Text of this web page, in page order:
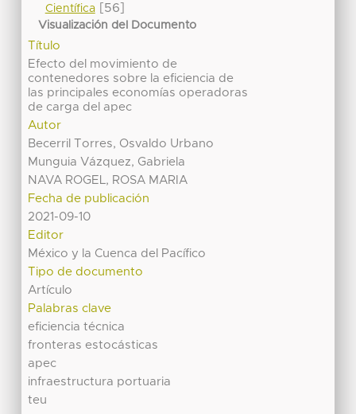
Científica[56]
Visualización del Documento
Título
Efecto del movimiento de
contenedores sobre la eficiencia de
las principales economías operadoras
de carga del apec
Autor
Becerril Torres, Osvaldo Urbano
Munguia Vázquez, Gabriela
NAVA ROGEL, ROSA MARIA
Fecha de publicación
2021-09-10
Editor
México y la Cuenca del Pacífico
Tipo de documento
Artículo
Palabras clave
eficiencia técnica
fronteras estocásticas
apec
infraestructura portuaria
teu